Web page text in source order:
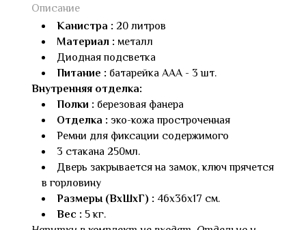
Описание
Канистра : 20 литров
Материал : металл
Диодная подсветка
Питание : батарейка AAA - 3 шт.
Внутренняя отделка:
Полки : березовая фанера
Отделка : эко-кожа простроченная
Ремни для фиксации содержимого
3 стакана 250мл.
Дверь закрывается на замок, ключ прячется
в горловину
Размеры (ВхШхГ) : 46х36х17 см.
Вес : 5 кг.